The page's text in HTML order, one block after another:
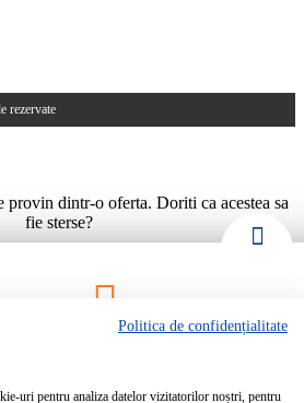
rezervate
provin dintr-o oferta. Doriti ca acestea sa
fie sterse?
Politica de confidențialitate
uri pentru analiza datelor vizitatorilor noștri, pentru